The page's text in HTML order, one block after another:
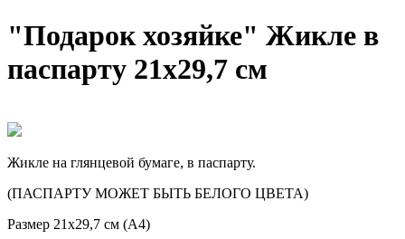
"Подарок хозяйке" Жикле в
паспарту 21х29,7 см
Жикле на глянцевой бумаге, в паспарту.
(ПАСПАРТУ МОЖЕТ БЫТЬ БЕЛОГО ЦВЕТА)
Размер 21х29,7 см (А4)